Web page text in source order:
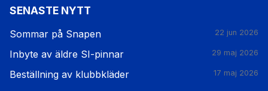
SENASTE NYTT
Sommar på Snapen 22 jun 2026
Inbyte av äldre SI-pinnar 29 maj 2026
Beställning av klubbkläder 17 maj 2026